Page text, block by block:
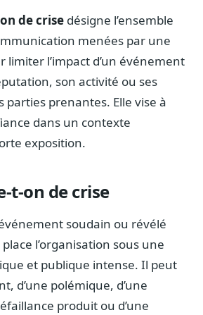
de bord
prises de position
sur un dossier
en lobbying
de crise désigne l’ensemble
menées par une
limiter l’impact d’un événement
son activité ou ses
parties prenantes. Elle vise à
dans un contexte
exposition.
t-on de crise
soudain ou révélé
l’organisation sous une
et publique intense. Il peut
d’une polémique, d’une
produit ou d’une